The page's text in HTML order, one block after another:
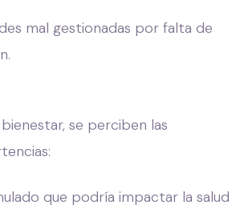
mal gestionadas por falta de
se perciben las
que podría impactar la salud